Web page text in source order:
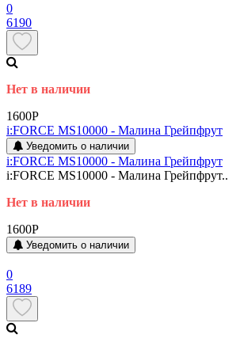
0
6190
Нет в наличии
1600P
i:FORCE MS10000 - Малина Грейпфрут
Уведомить о наличии
i:FORCE MS10000 - Малина Грейпфрут
i:FORCE MS10000 - Малина Грейпфрут..
Нет в наличии
1600P
Уведомить о наличии
0
6189